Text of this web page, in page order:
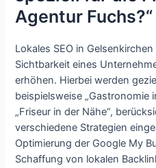
Agentur Fuchs?“
Lokales SEO in
Sichtbarkeit eines
erhöhen. Hierbei werden
beispielsweise „Gastronomie
„Friseur in der Nähe“,
verschiedene Strategien
Optimierung der Google My
Schaffung von lokalen